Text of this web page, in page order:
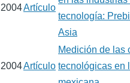
2004Artículo
tecnología:
Asia
2004Artículo
Medición de las
tecnológicas en